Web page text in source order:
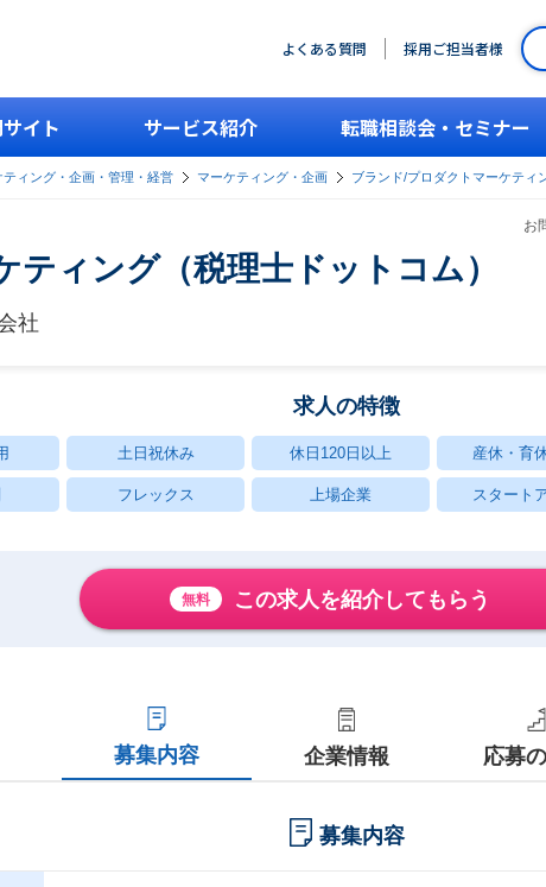
よくある質問 採用ご担当者様
イト サービス紹介 転職相談会・セミナー
ティング・企画・管理・経営 マーケティング・企画 ブランド/プロダクトマーケティ
お
ティング（税理士ドットコム）
社
求人の特徴
土日祝休み 休日120日以上 産休・育
フレックス 上場企業 スタート
無料 この求人を紹介してもらう
募集内容 企業情報 応募
募集内容